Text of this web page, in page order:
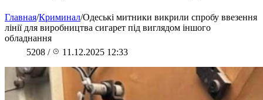
Главная/Криминал/Одеські митники викрили спробу ввезення
лінії для виробництва сигарет під виглядом іншого
обладнання
5208 / 11.12.2025 12:33